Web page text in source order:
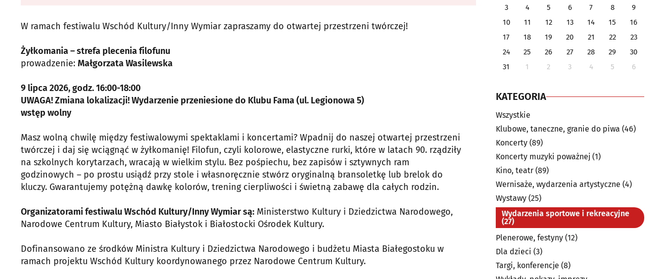
W ramach festiwalu Wschód Kultury/Inny Wymiar zapraszamy do otwartej przestrzeni twórczej!
Żyłkomania – strefa plecenia filofunu
prowadzenie: Małgorzata Wasilewska
9 lipca 2026, godz. 16:00-18:00
UWAGA! Zmiana lokalizacji! Wydarzenie przeniesione do Klubu Fama (ul. Legionowa 5)
wstęp wolny
Masz wolną chwilę między festiwalowymi spektaklami i koncertami? Wpadnij do naszej otwartej przestrzeni
twórczej i daj się wciągnąć w żyłkomanię! Filofun, czyli kolorowe, elastyczne rurki, które w latach 90. rządziły
na szkolnych korytarzach, wracają w wielkim stylu. Bez pośpiechu, bez zapisów i sztywnych ram
godzinowych – po prostu usiądź przy stole i własnoręcznie stwórz oryginalną bransoletkę lub brelok do
kluczy. Gwarantujemy potężną dawkę kolorów, trening cierpliwości i świetną zabawę dla całych rodzin.
Organizatorami festiwalu Wschód Kultury/Inny Wymiar są: Ministerstwo Kultury i Dziedzictwa Narodowego,
Narodowe Centrum Kultury, Miasto Białystok i Białostocki Ośrodek Kultury.
Dofinansowano ze środków Ministra Kultury i Dziedzictwa Narodowego i budżetu Miasta Białegostoku w
ramach projektu Wschód Kultury koordynowanego przez Narodowe Centrum Kultury.
3
4 5 6 7 8
9
10
11 12 13 14 15
16
17
18 19 20 21 22
23
24
25 26 27 28 29
30
31
1 2 3 4 5 6
KATEGORIA
Wszystkie
Klubowe, taneczne, granie do piwa (46)
Koncerty (89)
Koncerty muzyki poważnej (1)
Kino, teatr (89)
Wernisaże, wydarzenia artystyczne (4)
Wystawy (25)
Wydarzenia sportowe i rekreacyjne
(27)
Plenerowe, festyny (12)
Dla dzieci (3)
Targi, konferencje (8)